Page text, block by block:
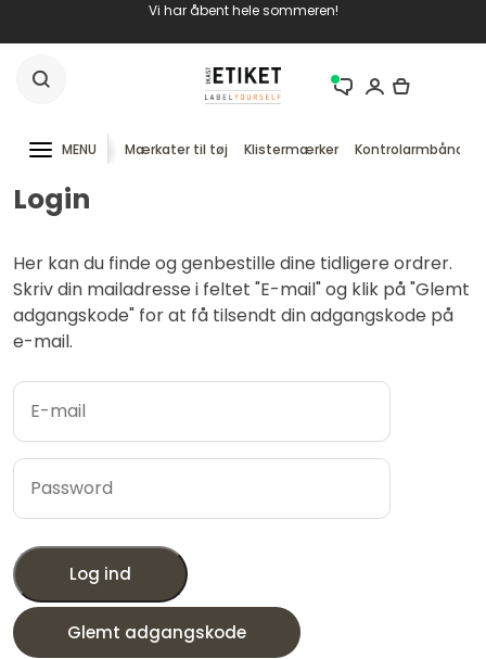
Vi har åbent hele sommeren!
MENU Mærkater til tøj Klistermærker Kontrolarmbånd
Login
Her kan du finde og genbestille dine tidligere ordrer.
Skriv din mailadresse i feltet "E-mail" og klik på "Glemt
adgangskode" for at få tilsendt din adgangskode på
e-mail.
Log ind
Glemt adgangskode